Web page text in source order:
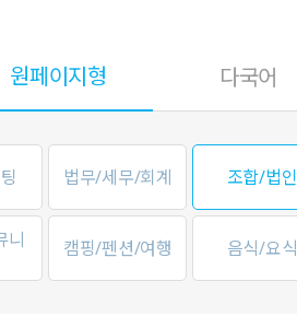
원페이지형 다국어
법무/세무/회계 조합/법인
니 캠핑/펜션/여행 음식/요식